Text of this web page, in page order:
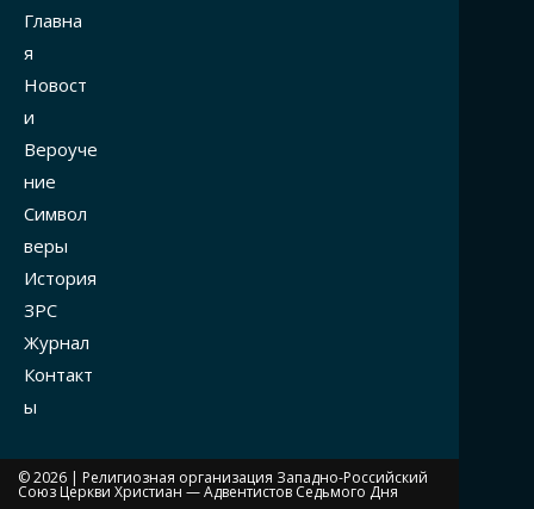
Главна
я
Новост
и
Вероуче
ние
Символ
веры
История
ЗРС
Журнал
Контакт
ы
© 2026 | Религиозная организация Западно-Российский
Союз Церкви Христиан — Адвентистов Седьмого Дня